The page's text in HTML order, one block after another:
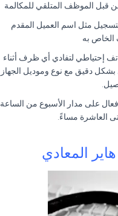
قبل الموظف المتلقي للمكالمة
مثل اسم العميل المقدم
الخاص به
إحتياطي لتفادي أي ظرف أثناء
بشكل دقيق مع نوع وموديل الجهاز
فعال على مدار الأسبوع من الساعة
العاشرة مساءً.
المعادي